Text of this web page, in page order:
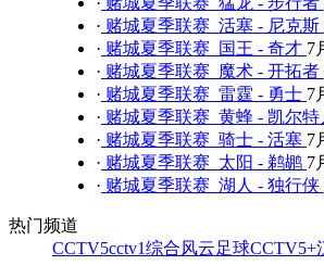
· 赌城夏季联赛 活塞 - 尼克斯
· 赌城夏季联赛 国王 - 奇才 7
· 赌城夏季联赛 魔术 - 开拓者
· 赌城夏季联赛 雷霆 - 勇士 7
· 赌城夏季联赛 黄蜂 - 凯尔特
· 赌城夏季联赛 骑士 - 活塞 7
· 赌城夏季联赛 太阳 - 鹈鹕 7
· 赌城夏季联赛 湖人 - 独行侠
热门频道
CCTV5cctv1综合风云足球CCTV5+